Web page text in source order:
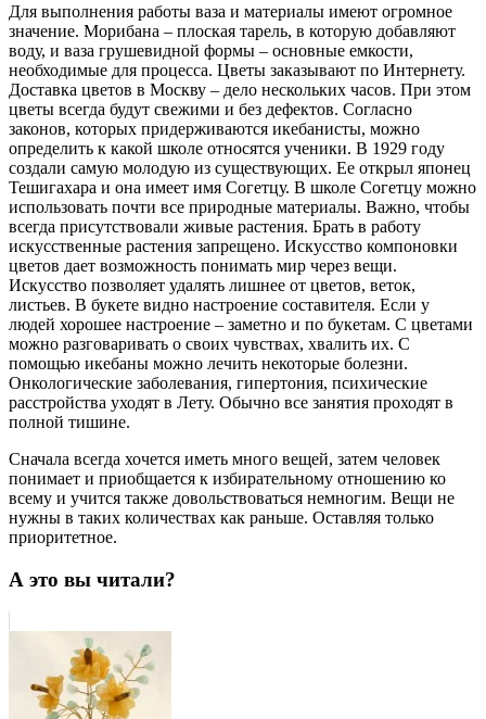
Для выполнения работы ваза и материалы имеют огромное
значение. Морибана – плоская тарель, в которую добавляют
воду, и ваза грушевидной формы – основные емкости,
необходимые для процесса. Цветы заказывают по Интернету.
Доставка цветов в Москву – дело нескольких часов. При этом
цветы всегда будут свежими и без дефектов. Согласно
законов, которых придерживаются икебанисты, можно
определить к какой школе относятся ученики. В 1929 году
создали самую молодую из существующих. Ее открыл японец
Тешигахара и она имеет имя Согетцу. В школе Согетцу можно
использовать почти все природные материалы. Важно, чтобы
всегда присутствовали живые растения. Брать в работу
искусственные растения запрещено. Искусство компоновки
цветов дает возможность понимать мир через вещи.
Искусство позволяет удалять лишнее от цветов, веток,
листьев. В букете видно настроение составителя. Если у
людей хорошее настроение – заметно и по букетам. С цветами
можно разговаривать о своих чувствах, хвалить их. С
помощью икебаны можно лечить некоторые болезни.
Онкологические заболевания, гипертония, психические
расстройства уходят в Лету. Обычно все занятия проходят в
полной тишине.
Сначала всегда хочется иметь много вещей, затем человек
понимает и приобщается к избирательному отношению ко
всему и учится также довольствоваться немногим. Вещи не
нужны в таких количествах как раньше. Оставляя только
приоритетное.
А это вы читали?